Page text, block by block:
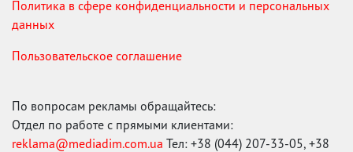
Политика в сфере конфиденциальности и персональных
данных
Пользовательское соглашение
По вопросам рекламы обращайтесь:
Отдел по работе с прямыми клиентами:
reklama@mediadim.com.ua Тел: +38 (044) 207-33-05, +38